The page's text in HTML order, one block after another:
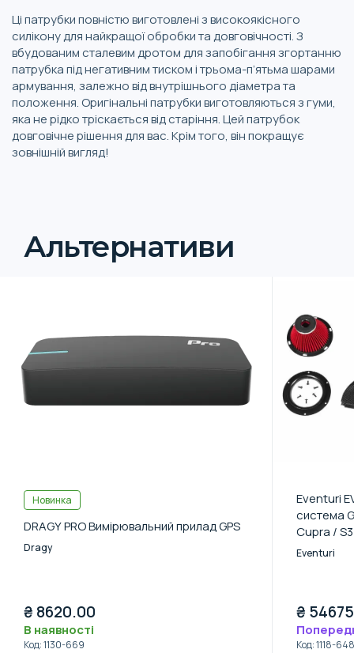
Ці патрубки повністю виготовлені з високоякісного
силікону для найкращої обробки та довговічності. З
вбудованим сталевим дротом для запобігання згортанню
патрубка під негативним тиском і трьома-п’ятьма шарами
армування, залежно від внутрішнього діаметра та
положення. Оригінальні патрубки виготовляються з гуми,
яка не рідко тріскається від старіння. Цей патрубок
довговічне рішення для вас. Крім того, він покращує
зовнішній вигляд!
Альтернативи
Новинка
DRAGY PRO Вимірювальний прилад GPS
Dragy
₴ 8620.00
В наявності
Код:1130-669
Eventuri
система
Cupra /
Eventuri
₴
Код:1118-648